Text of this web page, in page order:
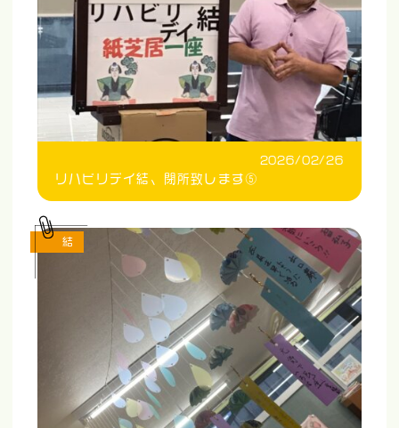
2026/02/26
リハビリデイ結、閉所致します⑤
結